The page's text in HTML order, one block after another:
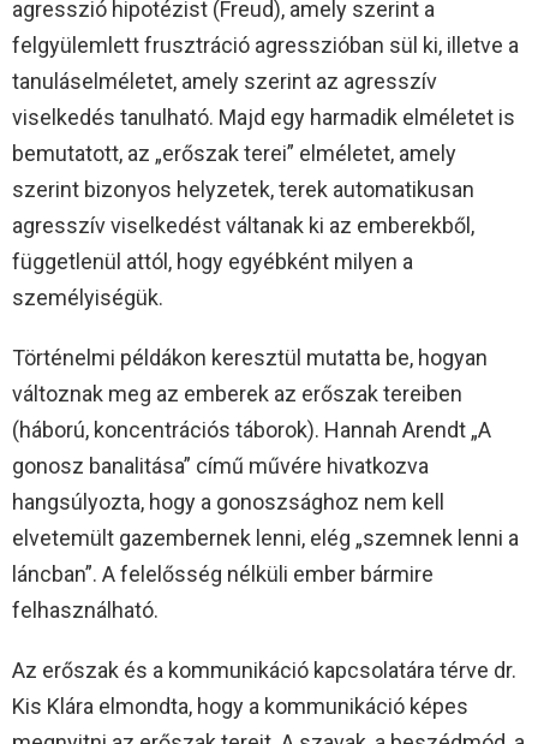
agresszió hipotézist (Freud), amely szerint a
felgyülemlett frusztráció agresszióban sül ki, illetve a
tanuláselméletet, amely szerint az agresszív
viselkedés tanulható. Majd egy harmadik elméletet is
bemutatott, az „erőszak terei” elméletet, amely
szerint bizonyos helyzetek, terek automatikusan
agresszív viselkedést váltanak ki az emberekből,
függetlenül attól, hogy egyébként milyen a
személyiségük.
Történelmi példákon keresztül mutatta be, hogyan
változnak meg az emberek az erőszak tereiben
(háború, koncentrációs táborok). Hannah Arendt „A
gonosz banalitása” című művére hivatkozva
hangsúlyozta, hogy a gonoszsághoz nem kell
elvetemült gazembernek lenni, elég „szemnek lenni a
láncban”. A felelősség nélküli ember bármire
felhasználható.
Az erőszak és a kommunikáció kapcsolatára térve dr.
Kis Klára elmondta, hogy a kommunikáció képes